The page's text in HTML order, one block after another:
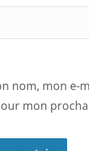
nom, mon e-
mon